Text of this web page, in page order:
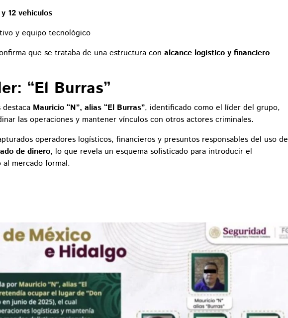
12 vehículos
y equipo tecnológico
que se trataba de una estructura con alcance logístico y financiero
“El Burras”
Mauricio “N”, alias “El Burras”, identificado como el líder del grupo,
las operaciones y mantener vínculos con otros actores criminales.
operadores logísticos, financieros y presuntos responsables del uso de
de dinero, lo que revela un esquema sofisticado para introducir el
mercado formal.